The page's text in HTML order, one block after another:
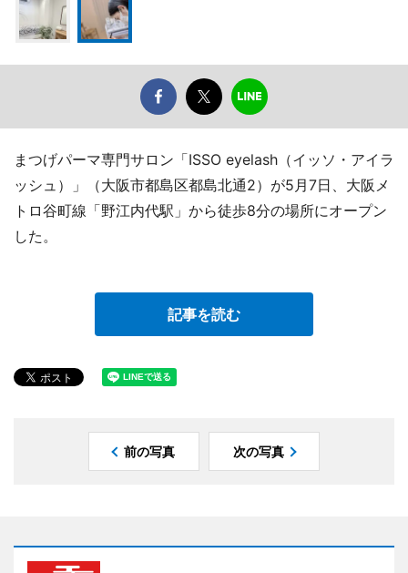
まつげパーマ専門サロン「ISSO eyelash（イッソ・アイラ
ッシュ）」（大阪市都島区都島北通2）が5月7日、大阪メ
トロ谷町線「野江内代駅」から徒歩8分の場所にオープン
した。
記事を読む
前の写真 次の写真